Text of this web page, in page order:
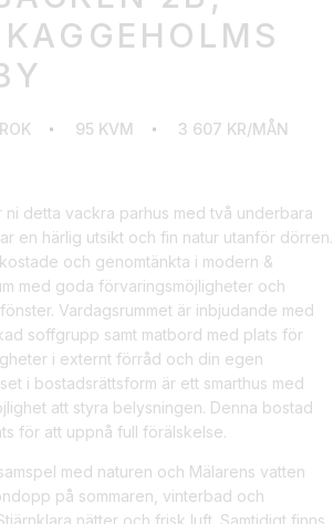
95 KVM 3 607 KR/MÅN
ni detta vackra parhus med två underbara
en härlig utsikt och fin natur utanför dörren.
och genomtänkta i modern &
med goda förvaringsmöjligheter och
Vardagsrummet är inbjudande med
soffgrupp samt matbord med plats för
i externt förråd och din egen
i bostadsrättsform är ett smarthus med
att styra belysningen. Denna bostad
för att uppnå full förälskelse.
med naturen och Mälarens vatten
på sommaren, vinterbad och
nätter och frisk luft. Samtidigt finns